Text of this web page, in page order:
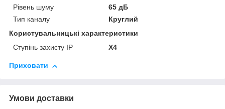
Рівень шуму
65 дБ
Тип каналу
Круглий
Користувальницькі характеристики
Ступінь захисту IP
Х4
Приховати
Умови доставки